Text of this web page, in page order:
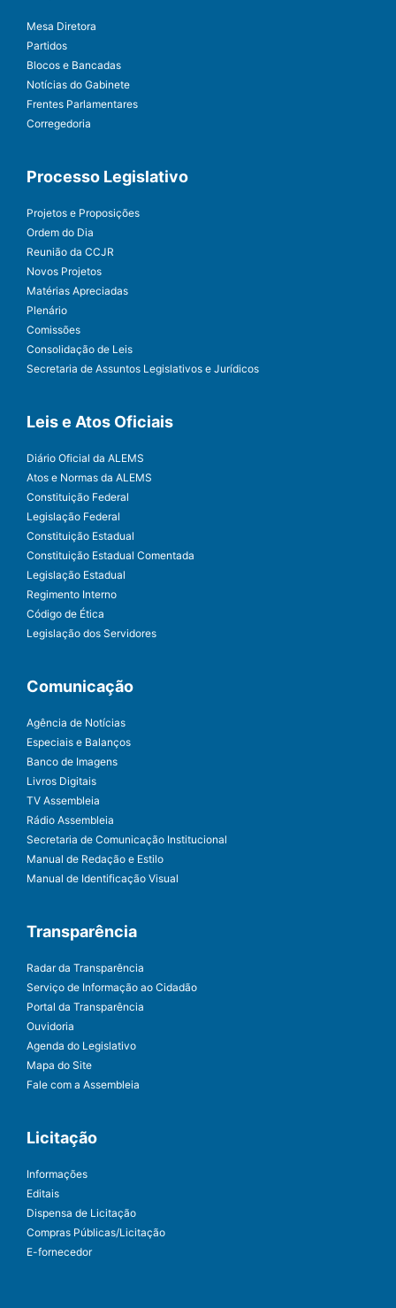
Mesa Diretora
Partidos
Blocos e Bancadas
Notícias do Gabinete
Frentes Parlamentares
Corregedoria
Processo Legislativo
Projetos e Proposições
Ordem do Dia
Reunião da CCJR
Novos Projetos
Matérias Apreciadas
Plenário
Comissões
Consolidação de Leis
Secretaria de Assuntos Legislativos e Jurídicos
Leis e Atos Oficiais
Diário Oficial da ALEMS
Atos e Normas da ALEMS
Constituição Federal
Legislação Federal
Constituição Estadual
Constituição Estadual Comentada
Legislação Estadual
Regimento Interno
Código de Ética
Legislação dos Servidores
Comunicação
Agência de Notícias
Especiais e Balanços
Banco de Imagens
Livros Digitais
TV Assembleia
Rádio Assembleia
Secretaria de Comunicação Institucional
Manual de Redação e Estilo
Manual de Identificação Visual
Transparência
Radar da Transparência
Serviço de Informação ao Cidadão
Portal da Transparência
Ouvidoria
Agenda do Legislativo
Mapa do Site
Fale com a Assembleia
Licitação
Informações
Editais
Dispensa de Licitação
Compras Públicas/Licitação
E-fornecedor